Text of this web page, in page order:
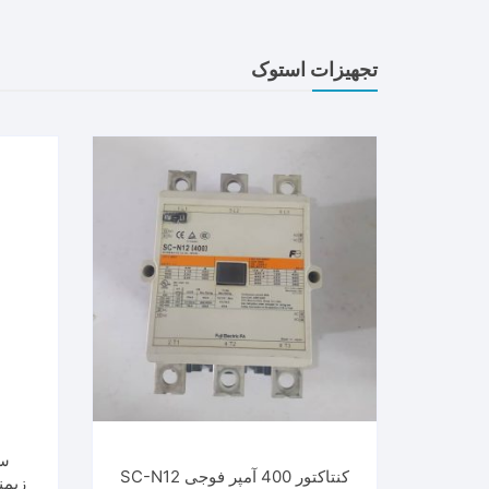
تجهیزات استوک
کنتاکتور 400 آمپر فوجی SC-N12